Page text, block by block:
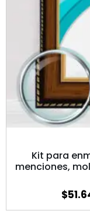
Kit para
menciones,
$